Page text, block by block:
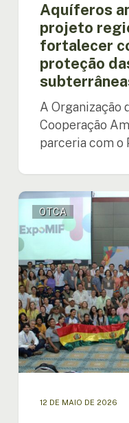
Aquíferos
projeto
fortalecer
proteção
A Organização
Cooperação
parceria com o
A
Amazônia
reforça
a
cooperação
regional
no
combate
aos
incêndios
florestais
através
OTCA
12 DE MAIO DE 2026